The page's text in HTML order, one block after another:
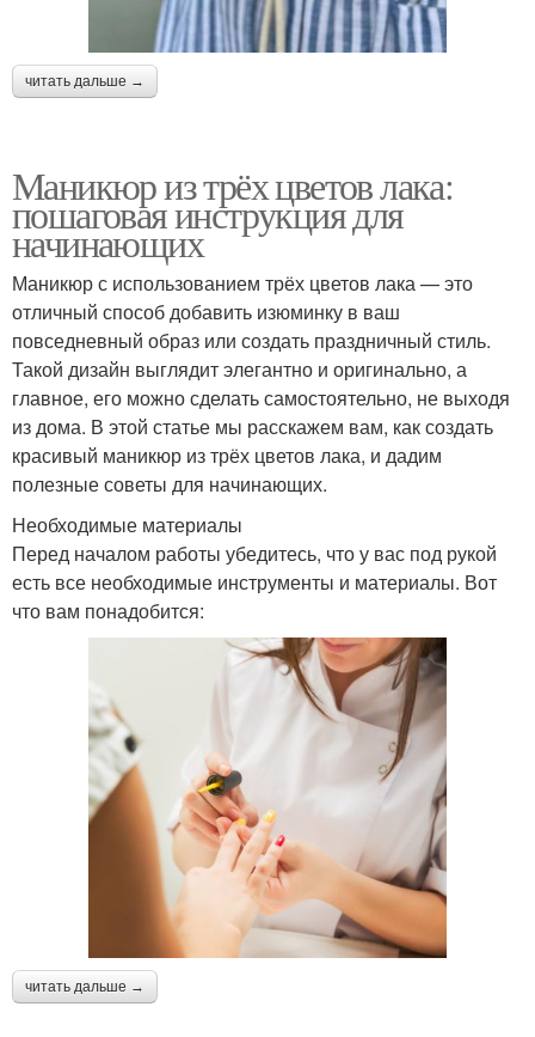
читать дальше →
Маникюр из трёх цветов лака:
пошаговая инструкция для
начинающих
Маникюр с использованием трёх цветов лака — это
отличный способ добавить изюминку в ваш
повседневный образ или создать праздничный стиль.
Такой дизайн выглядит элегантно и оригинально, а
главное, его можно сделать самостоятельно, не выходя
из дома. В этой статье мы расскажем вам, как создать
красивый маникюр из трёх цветов лака, и дадим
полезные советы для начинающих.
Необходимые материалы
Перед началом работы убедитесь, что у вас под рукой
есть все необходимые инструменты и материалы. Вот
что вам понадобится:
читать дальше →